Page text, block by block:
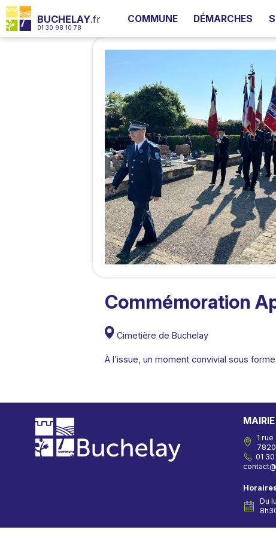
BUCHELAY.fr
01 30 98 10 78
COMMUNE DÉMARCHES
Commémoration
Cimetière de Buchelay
À l’issue, un moment convivial sous
1
01
Du